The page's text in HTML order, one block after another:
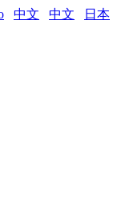
中文 中文
日本